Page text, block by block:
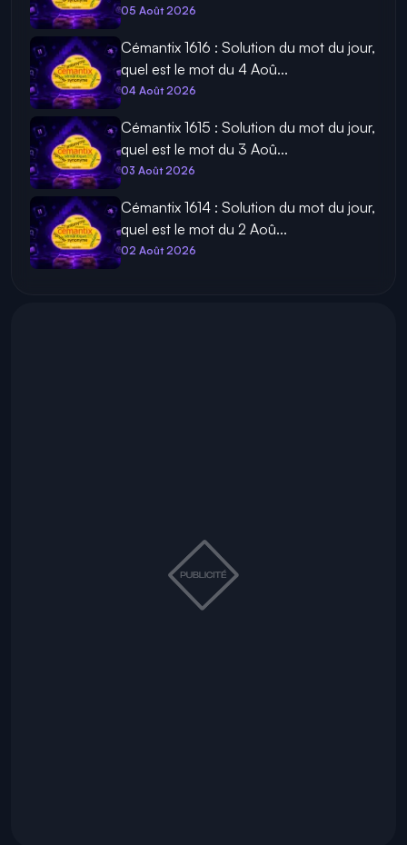
05 Août 2026
Cémantix 1616 : Solution du mot du jour,
quel est le mot du 4 Aoû...
04 Août 2026
Cémantix 1615 : Solution du mot du jour,
quel est le mot du 3 Aoû...
03 Août 2026
Cémantix 1614 : Solution du mot du jour,
quel est le mot du 2 Aoû...
02 Août 2026